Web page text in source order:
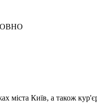
міста Київ, а також